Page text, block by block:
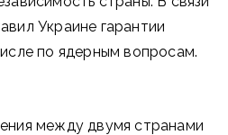
Украине гарантии
по ядерным вопросам.
между двумя странами